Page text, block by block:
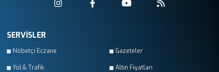
SERVİSLER
Nöbetçi Eczane Gazeteler
Yol & Trafik Altın Fiyatları